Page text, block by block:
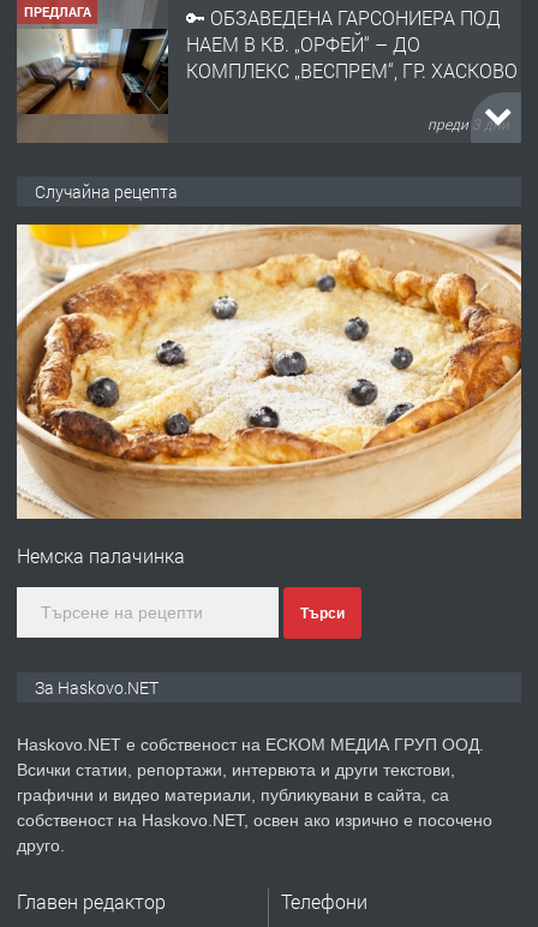
ПРЕДЛАГА
🔑 ОБЗАВЕДЕНА ГАРСОНИЕРА ПОД
НАЕМ В КВ. „ОРФЕЙ“ – ДО
КОМПЛЕКС „ВЕСПРЕМ“, ГР. ХАСКОВО
преди 3 дни
АПАРТАМЕНТ В ЦЕНТЪРА НА ГР.
ХАСКОВО
преди 4 дни
ПРЕДЛАГА Давам гараж под наем
преди 4 дни
ПРЕДЛАГА
№4120 Магазин/Офис под наем в кв.
преди 5 дни
ПРЕДЛАГА
Продавам парцел в гр. Хасково кв.
Случайна рецепта
Немска палачинка
Търси
За Haskovo.NET
Haskovo.NET е собственост на ЕСКОМ МЕДИА ГРУП ООД.
Всички статии, репортажи, интервюта и други текстови,
графични и видео материали, публикувани в сайта, са
собственост на Haskovo.NET, освен ако изрично е посочено
друго.
Главен редактор Телефони